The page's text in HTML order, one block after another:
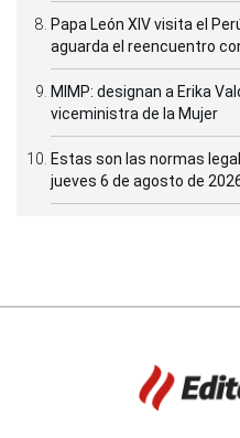
Papa León XIV visita el
aguarda el reencuentro
MIMP: designan a Erika
viceministra de la Mujer
Estas son las normas
jueves 6 de agosto de